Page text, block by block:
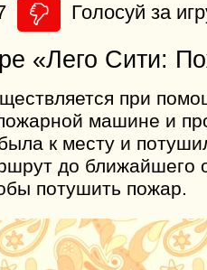
Голосуй за
«Лего Сити:
при
машине и
к месту и
до ближайшего
потушить пожар.